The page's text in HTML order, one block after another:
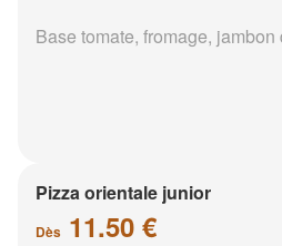
Base tomate, fromage,
Pizza orientale junior
Dès 11.50 €